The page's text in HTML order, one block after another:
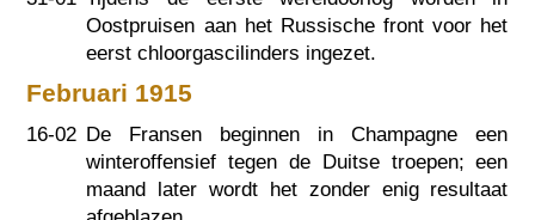
Oostpruisen aan het Russische front voor het
eerst chloorgascilinders ingezet.
Februari 1915
16-02 De Fransen beginnen in Champagne een
winteroffensief tegen de Duitse troepen; een
maand later wordt het zonder enig resultaat